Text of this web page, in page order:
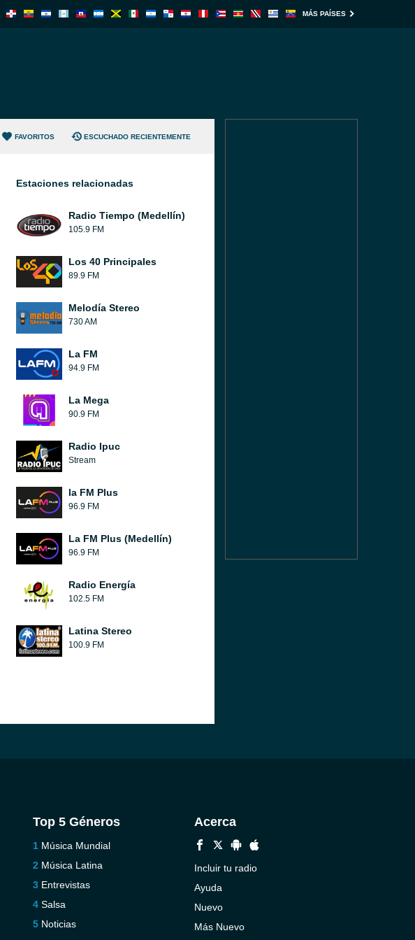
MÁS PAÍSES
FAVORITOS ESCUCHADO RECIENTEMENTE
Estaciones relacionadas
Radio Tiempo (Medellín)
105.9 FM
Los 40 Principales
89.9 FM
Melodía Stereo
730 AM
La FM
94.9 FM
La Mega
90.9 FM
Radio Ipuc
Stream
la FM Plus
96.9 FM
La FM Plus (Medellín)
96.9 FM
Radio Energía
102.5 FM
Latina Stereo
100.9 FM
Top 5 Géneros
Música Mundial
Música Latina
Entrevistas
Salsa
Noticias
Acerca
Incluir tu radio
Ayuda
Nuevo
Más Nuevo